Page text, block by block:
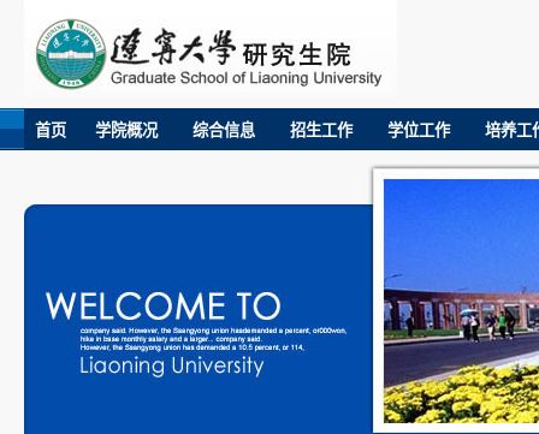
首页 学院概况 综合信息 招生工作 学位工作 培养工